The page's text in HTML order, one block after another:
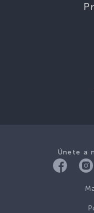
Únete a